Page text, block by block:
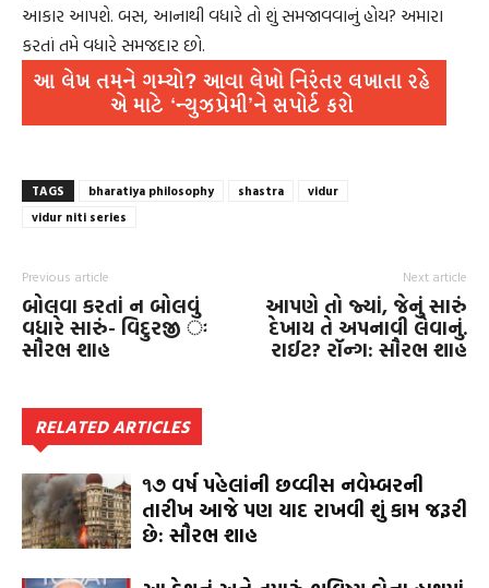
આકાર આપશે. બસ, આનાથી વધારે તો શું સમજાવવાનું હોય? અમારા
કરતાં તમે વધારે સમજદાર છો.
TAGS bharatiya philosophy shastra
vidur
vidur niti series
Previous article
બોલવા કરતાં ન બોલવું
વધારે સારું- વિદુરજી ઃ
સૌરભ શાહ
Next article
આપણે તો જ્યાં, જેનું સારું
દેખાય તે અપનાવી લેવાનું.
રાઈટ? રૉન્ગ: સૌરભ શાહ
RELATED ARTICLES
૧૭ વર્ષ પહેલાંની છવ્વીસ નવેમ્બરની
તારીખ આજે પણ યાદ રાખવી શું કામ જરૂરી
છે: સૌરભ શાહ